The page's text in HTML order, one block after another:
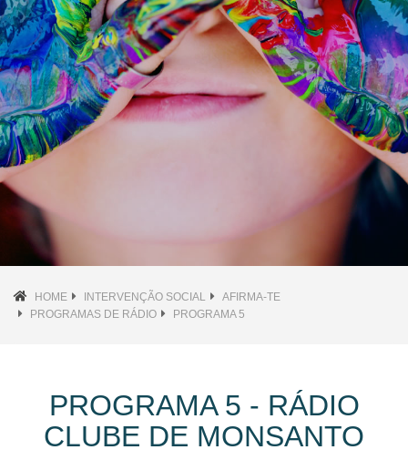
HOME INTERVENÇÃO SOCIAL
AFIRMA-TE
PROGRAMAS DE RÁDIO
PROGRAMA 5
PROGRAMA 5 - RÁDIO
CLUBE DE MONSANTO